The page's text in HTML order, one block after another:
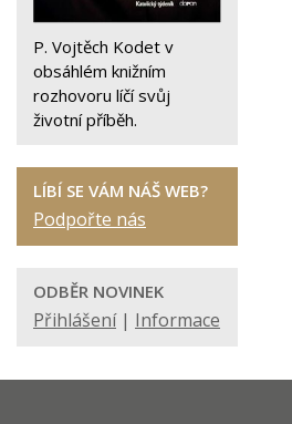
P. Vojtěch Kodet v
obsáhlém knižním
rozhovoru líčí svůj
životní příběh.
LÍBÍ SE VÁM NÁŠ WEB?
Podpořte nás
ODBĚR NOVINEK
Přihlášení| Informace